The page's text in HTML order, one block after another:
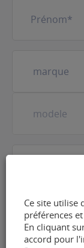
véhicule
mail
Ce site utilise
préférences
En cliquant
accord pour